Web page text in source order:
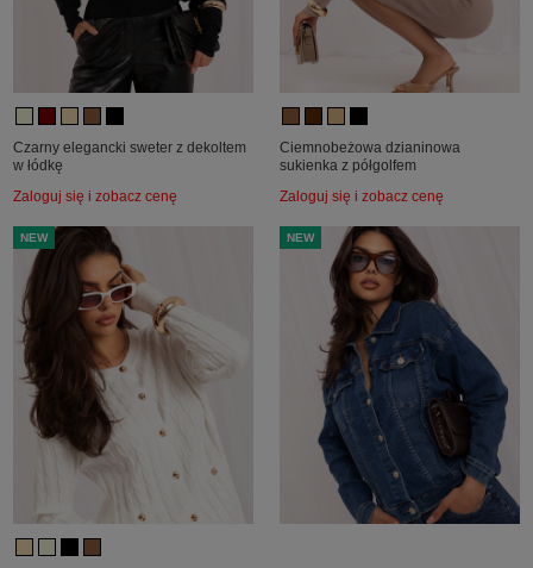
Czarny elegancki sweter z dekoltem
w łódkę
Zaloguj się i zobacz cenę
Ciemnobeżowa dzianinowa
sukienka z półgolfem
Zaloguj się i zobacz cenę
NEW NEW